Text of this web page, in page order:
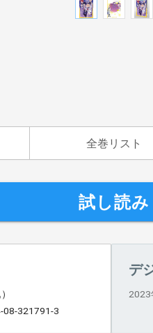
全巻リスト
試し読み
08-321791-3
デ
2023